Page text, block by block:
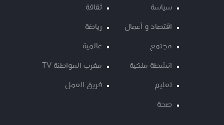
سياسة
اقتصاد و أعمال
مجتمع
انشطة ملكية
تعليم
صحة
ثقافة
رياضة
عالمية
مغرب المواطنة TV
فريق العمل